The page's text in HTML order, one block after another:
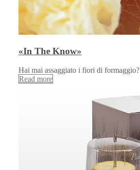
«In The Know»
Hai mai assaggiato i fiori di formaggio?
Read more